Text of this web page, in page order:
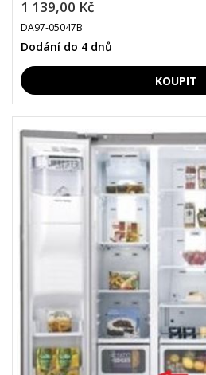
1 139,00 Kč
DA97-05047B
Dodání do 4 dnů